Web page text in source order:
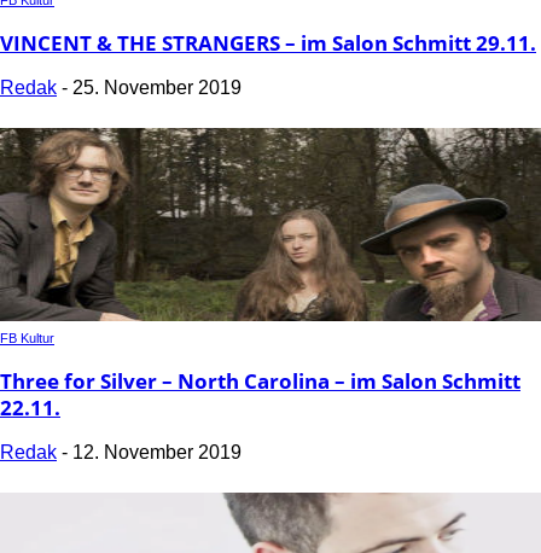
VINCENT & THE STRANGERS – im Salon Schmitt 29.11.
Redak - 25. November 2019
FB Kultur
Three for Silver – North Carolina – im Salon Schmitt
22.11.
Redak - 12. November 2019